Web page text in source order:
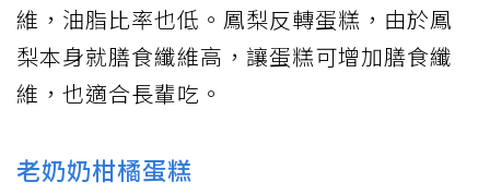
維，油脂比率也低。鳳梨反轉蛋糕，由於鳳
梨本身就膳食纖維高，讓蛋糕可增加膳食纖
維，也適合長輩吃。
老奶奶柑橘蛋糕